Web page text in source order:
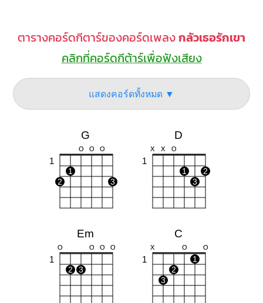
ตารางคอร์ดกีตาร์ของคอร์ดเพลงกลัวเธอรักเขา
คลิกที่คอร์ดกีต้าร์เพื่อฟังเสียง
แสดงคอร์ดทั้งหมด ▼
G
O O O
1
1
2
3
D
X X O
1
1
2
3
Em
O O O O
1
2 3
C
X O O
1
1
2
3